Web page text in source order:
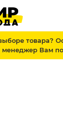
товара?
менеджер Вам